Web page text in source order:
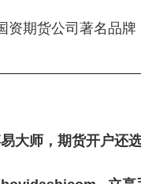
资期货公司著名品牌
大师，期货开户还